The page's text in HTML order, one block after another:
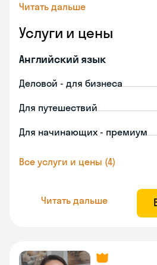
Читать дальше
Услуги и цены
Английский язык
Деловой - для бизнеса
Для путешествий
Для начинающих - премиум
Все услуги и цены (4)
Читать дальше